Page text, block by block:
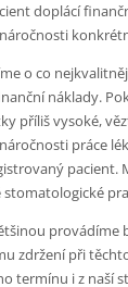
doplácí
o co
náklady.
příliš vysoké,
práce
pacient.
provádíme
zdržení při
termínu i z naší